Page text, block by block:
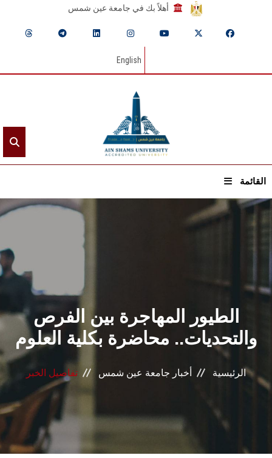
أهلاً بك في جامعة عين شمس
English
القائمة
الرئيسيـة
عن الجامعة
القطاعـات
الشئون الأكاديمية
البحث العلمي
الرعاية الصحية
المراكز والوحدات
الأنظمة الذكية
الطيور المهاجرة بين الفرص
والتحديات.. محاضرة بكلية العلوم
الرئيسية أخبار جامعة عين شمس تفاصيل الخبر